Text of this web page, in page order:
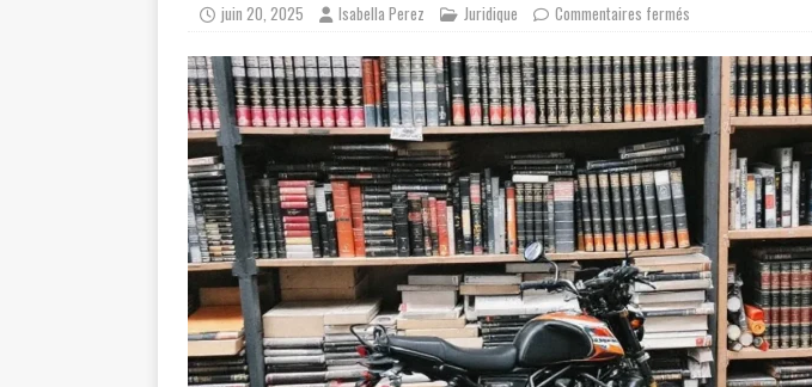
juin 20, 2025 Isabella Perez Juridique Commentaires fermés